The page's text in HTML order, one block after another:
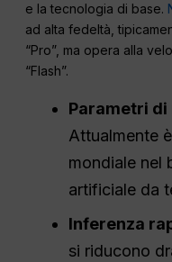
e la tecnologia di base.
ad alta fedeltà,
“Pro”, ma opera alla
“Flash”.
Parametri
Attualmente
mondiale nel
artificiale da
Inferenza
si riducono